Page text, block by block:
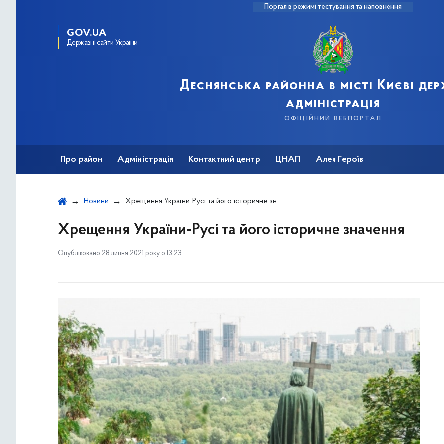
Портал в режимі тестування та наповнення
GOV.UA
Державні сайти України
Деснянська районна в місті Києві
адміністрація
офіційний вебпортал
Про район Адміністрація Контактний центр ЦНАП Алея Героїв
Новини Хрещення України-Русі та його історичне значення
Хрещення України-Русі та його історичне значення
Опубліковано 28 липня 2021 року о 13:23